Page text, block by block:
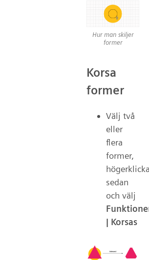
Hur man skiljer
former
Korsa
former
Välj två
eller
flera
former,
sedan
och välj
| Korsas